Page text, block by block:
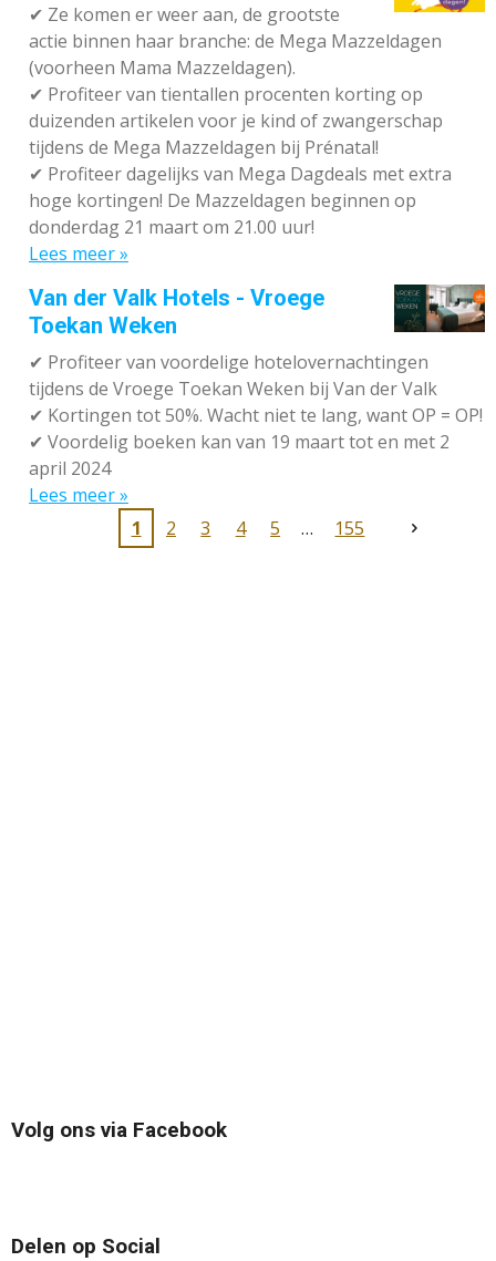
✔ Ze komen er weer aan, de grootste
actie binnen haar branche: de Mega Mazzeldagen
(voorheen Mama Mazzeldagen).
✔ Profiteer van tientallen procenten korting op
duizenden artikelen voor je kind of zwangerschap
tijdens de Mega Mazzeldagen bij Prénatal!
✔ Profiteer dagelijks van Mega Dagdeals met extra
hoge kortingen! De Mazzeldagen beginnen op
donderdag 21 maart om 21.00 uur!
Lees meer »
Van der Valk Hotels - Vroege
Toekan Weken
✔ Profiteer van voordelige hotelovernachtingen
tijdens de Vroege Toekan Weken bij Van der Valk
✔ Kortingen tot 50%. Wacht niet te lang, want OP = OP!
✔ Voordelig boeken kan van 19 maart tot en met 2
april 2024
Lees meer »
1
2 3 4 5 155
Volg ons via Facebook
Delen op Social